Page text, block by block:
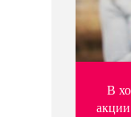
В
акции